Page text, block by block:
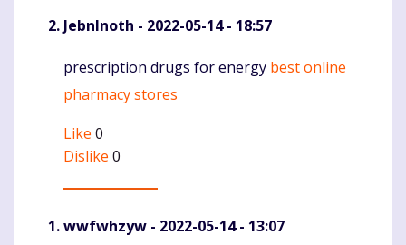
JebnInoth - 2022-05-14 - 18:57
Komentaras
prescription drugs for energy best online
pharmacy stores
Like 0
Dislike 0
wwfwhzyw - 2022-05-14 - 13:07